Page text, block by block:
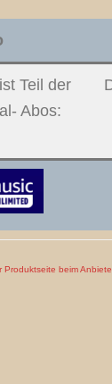
Teil der
Abos:
beim